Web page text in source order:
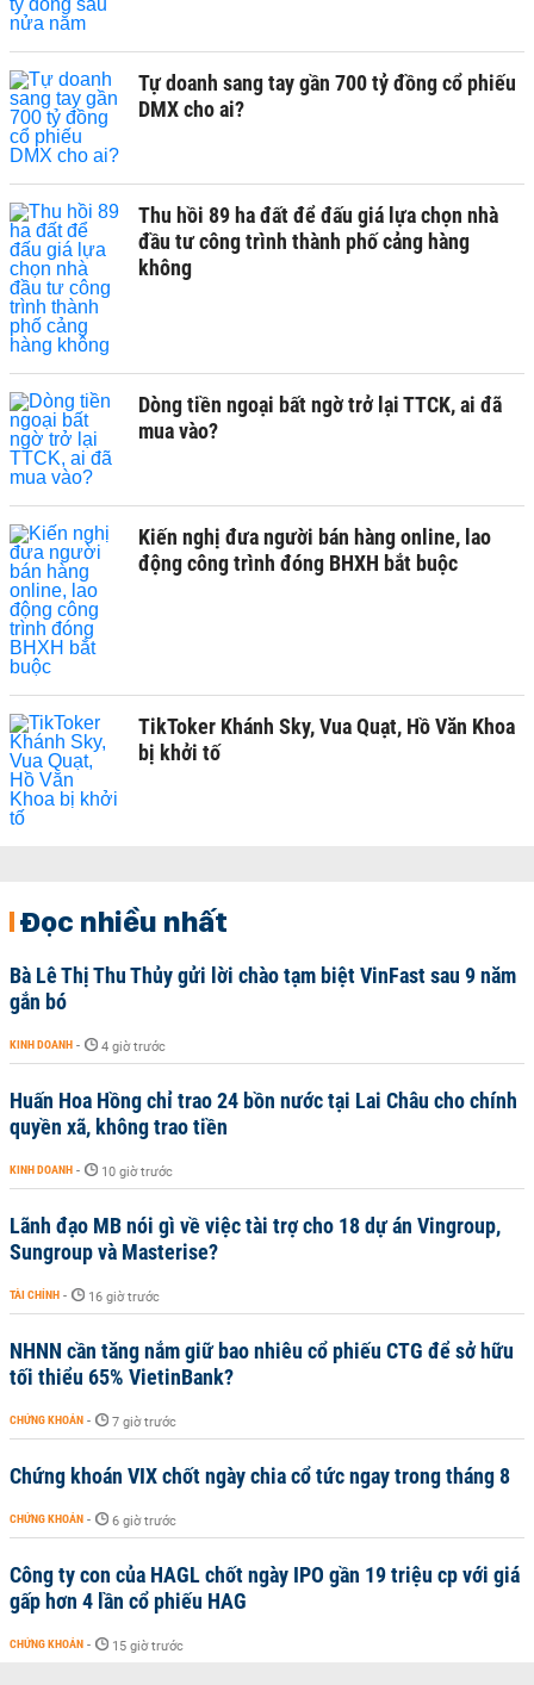
Tự doanh sang tay gần 700 tỷ đồng cổ phiếu
DMX cho ai?
Thu hồi 89 ha đất để đấu giá lựa chọn nhà
đầu tư công trình thành phố cảng hàng
không
Dòng tiền ngoại bất ngờ trở lại TTCK, ai đã
mua vào?
Kiến nghị đưa người bán hàng online, lao
động công trình đóng BHXH bắt buộc
TikToker Khánh Sky, Vua Quạt, Hồ Văn Khoa
bị khởi tố
Đọc nhiều nhất
Bà Lê Thị Thu Thủy gửi lời chào tạm biệt VinFast sau 9 năm
gắn bó
KINH DOANH - 4 giờ trước
Huấn Hoa Hồng chỉ trao 24 bồn nước tại Lai Châu cho chính
quyền xã, không trao tiền
KINH DOANH - 10 giờ trước
Lãnh đạo MB nói gì về việc tài trợ cho 18 dự án Vingroup,
Sungroup và Masterise?
TÀI CHÍNH - 16 giờ trước
NHNN cần tăng nắm giữ bao nhiêu cổ phiếu CTG để sở hữu
tối thiểu 65% VietinBank?
CHỨNG KHOÁN - 7 giờ trước
Chứng khoán VIX chốt ngày chia cổ tức ngay trong tháng 8
CHỨNG KHOÁN - 6 giờ trước
Công ty con của HAGL chốt ngày IPO gần 19 triệu cp với giá
gấp hơn 4 lần cổ phiếu HAG
CHỨNG KHOÁN - 15 giờ trước